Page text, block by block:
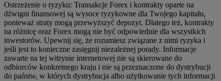
Ostrzeżenie o ryzyku: Transakcje Forex i kontrakty oparte na
dźwigni finansowej są wysoce ryzykowne dla Twojego kapitału,
ponieważ straty mogą przewyższyć depozyt. Dlatego też, kontrakty
na różnicę oraz Forex mogą nie być odpowiednie dla wszystkich
inwestorów. Upewnij się, że rozumiesz związane z nimi ryzyka i
jeśli jest to konieczne zasięgnij niezależnej porady. Informacje
zawarte na tej witrynie internetowej nie są skierowane do
odbiorców konkretnego kraju i nie są przeznaczone do dystrybucji
do państw, w których dystrybucja albo użytkowanie tych informacji